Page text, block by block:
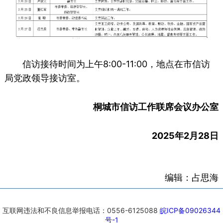
信访接待时间为上午8:00-11:00，地点在市信访
局党政领导接访室。
桐城市信访工作联席会议办公室
2025年2月28日
编辑：占思海
互联网违法和不良信息举报电话：0556-6125088 皖ICP备09026344
号-1